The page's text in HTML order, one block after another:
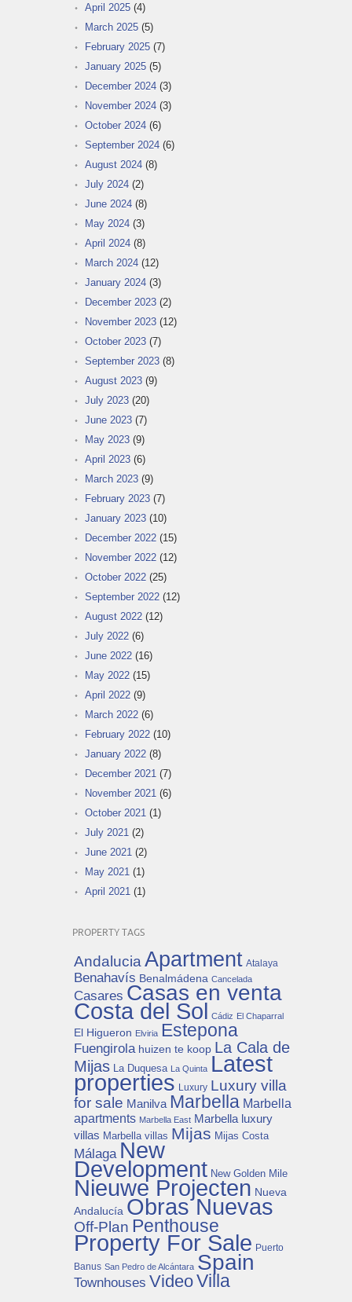
April 2025 (4)
March 2025 (5)
February 2025 (7)
January 2025 (5)
December 2024 (3)
November 2024 (3)
October 2024 (6)
September 2024 (6)
August 2024 (8)
July 2024 (2)
June 2024 (8)
May 2024 (3)
April 2024 (8)
March 2024 (12)
January 2024 (3)
December 2023 (2)
November 2023 (12)
October 2023 (7)
September 2023 (8)
August 2023 (9)
July 2023 (20)
June 2023 (7)
May 2023 (9)
April 2023 (6)
March 2023 (9)
February 2023 (7)
January 2023 (10)
December 2022 (15)
November 2022 (12)
October 2022 (25)
September 2022 (12)
August 2022 (12)
July 2022 (6)
June 2022 (16)
May 2022 (15)
April 2022 (9)
March 2022 (6)
February 2022 (10)
January 2022 (8)
December 2021 (7)
November 2021 (6)
October 2021 (1)
July 2021 (2)
June 2021 (2)
May 2021 (1)
April 2021 (1)
PROPERTY TAGS
Andalucia Apartment Atalaya
Benahavís Benalmádena Cancelada
Casares Casas en venta
Costa del Sol Cádiz El Chaparral
El Higueron Elviria Estepona
Fuengirola huizen te koop La Cala de
Mijas La Duquesa La Quinta Latest
properties Luxury Luxury villa
for sale Manilva Marbella Marbella
apartments Marbella East Marbella luxury
villas Marbella villas Mijas Mijas Costa
Málaga New
Development New Golden Mile
Nieuwe Projecten Nueva
Andalucía Obras Nuevas
Off-Plan Penthouse
Property For Sale Puerto
Banus San Pedro de Alcántara Spain
Townhouses VideoVilla